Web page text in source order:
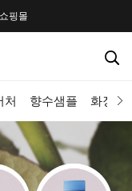
핑몰
처 향수샘플 화장품